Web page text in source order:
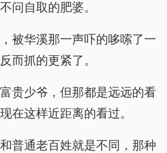
问自取的肥婆。
被华溪那一声吓的哆嗦了一
而抓的更紧了。
贵少爷，但那都是远远的看
在这样近距离的看过。
普通老百姓就是不同，那种